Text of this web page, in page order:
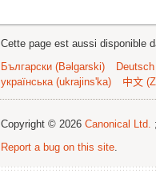
Cette page est aussi disponible
Български (Bəlgarski)
Deutsch
українська (ukrajins'ka)
中文
Copyright © 2026 Canonical Ltd.
Report a bug on this site.